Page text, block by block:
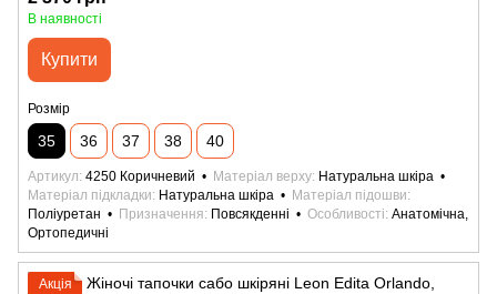
В наявності
Купити
Розмір
35 36 37 38 40
Артикул 4250 Коричневий Матеріал верху Натуральна шкіра
Матеріал підкладки
Натуральна шкіра
Матеріал підошви
Поліуретан
Призначення Повсякденні Особливості Анатомічна,
Ортопедичні
Акція